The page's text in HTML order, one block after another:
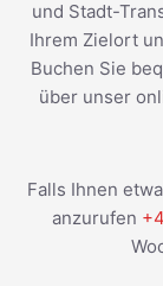
und Stadt-
Ihrem Zielort
Buchen Sie
über unser
Falls Ihnen
anzurufen